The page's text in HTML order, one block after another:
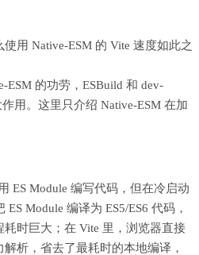
用 Native-ESM 的 Vite 速度如此之
ESM 的功劳，ESBuild 和 dev-
用。这里只介绍 Native-ESM 在加
ES Module 编写代码，但在冷启动
ES Module 编译为 ES5/ES6 代码，
时巨大；在 Vite 里，浏览器直接
析，省去了最耗时的本地编译，